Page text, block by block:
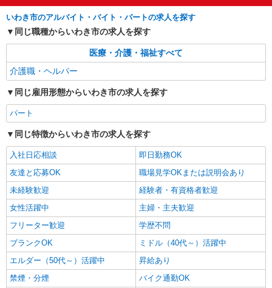
株式会社kotrio /●SD-H-1975360
いわき市｜リハビリ補助などのデイサービス
STAFF♪未経験OK
時給1350円〜2062円 ＜日払い有/週払い有/交
通費全支給(ガソリン代含む)＞
キープ
株式会社kotrio /●SD-H-2001836
【面接なし】日払いでお給料即GETのデイサ
ービス＊いわき市
時給1350円〜2062円 ＜日払い有/週払い有/交
通費全支給(ガソリン代含む)＞
いわき市 ≪最寄駅≫いわき駅
キープ 詳細を見る
派遣社員
株式会社kotrio /●SD-H-2001786
いわき市のアルバイト・バイト・パートの求人を探す
同じ職種からいわき市の求人を探す
医療・介護・福祉すべて
介護職・ヘルパー
同じ雇用形態からいわき市の求人を探す
パート
同じ特徴からいわき市の求人を探す
入社日応相談
即日勤務OK
友達と応募OK
職場見学OKまたは説明会あり
未経験歓迎
経験者・有資格者歓迎
女性活躍中
主婦・主夫歓迎
フリーター歓迎
学歴不問
ブランクOK
ミドル（40代～）活躍中
エルダー（50代～）活躍中
昇給あり
禁煙・分煙
バイク通勤OK